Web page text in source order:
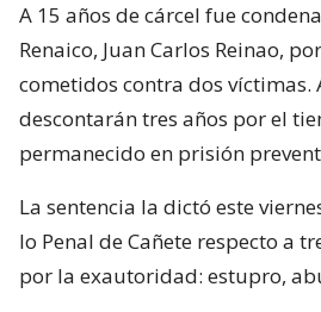
A 15 años de cárcel fue
Renaico, Juan Carlos Reinao,
cometidos contra dos víctimas.
descontarán tres años por el
permanecido en prisión
La sentencia la dictó este
lo Penal de Cañete respecto a
por la exautoridad: estupro,